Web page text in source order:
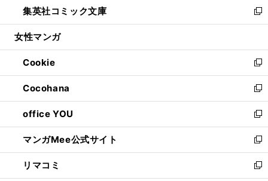
く
で
開
ド
ウ
開
く
ィ
ン
ウ
で
開
く
い
ウ
ン
ド
ウ
で
開
く
集英社コミック文庫
新
し
ウ
ィ
ン
ド
ウ
で
開
く
女性マンガ
Cookie
新
し
い
ウ
ィ
ン
ド
ウ
で
開
Cocohana
新
し
い
ウ
ィ
ン
ド
ウ
office YOU
新
し
い
ウ
ィ
ン
マンガMee公式サイト
新
し
い
リマコミ
新